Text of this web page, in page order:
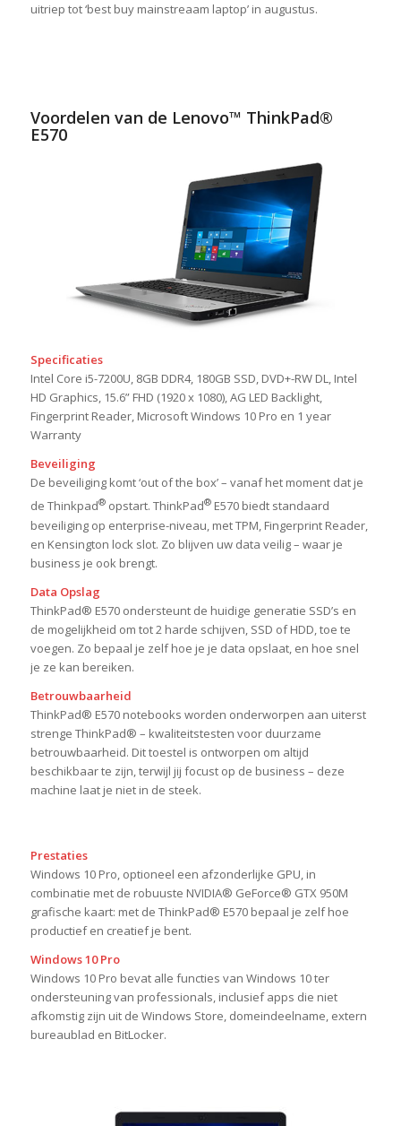
uitriep tot ‘best buy mainstreaam laptop’ in augustus.
Voordelen van de Lenovo™ ThinkPad®
E570
Specificaties
Intel Core i5-7200U, 8GB DDR4, 180GB SSD, DVD+-RW DL, Intel
HD Graphics, 15.6” FHD (1920 x 1080), AG LED Backlight,
Fingerprint Reader, Microsoft Windows 10 Pro en 1 year
Warranty
Beveiliging
De beveiliging komt ‘out of the box’ – vanaf het moment dat je
de Thinkpad®opstart. ThinkPad®E570 biedt standaard
beveiliging op enterprise-niveau, met TPM, Fingerprint Reader,
en Kensington lock slot. Zo blijven uw data veilig – waar je
business je ook brengt.
Data Opslag
ThinkPad® E570 ondersteunt de huidige generatie SSD’s en
de mogelijkheid om tot 2 harde schijven, SSD of HDD, toe te
voegen. Zo bepaal je zelf hoe je je data opslaat, en hoe snel
je ze kan bereiken.
Betrouwbaarheid
ThinkPad® E570 notebooks worden onderworpen aan uiterst
strenge ThinkPad® – kwaliteitstesten voor duurzame
betrouwbaarheid. Dit toestel is ontworpen om altijd
beschikbaar te zijn, terwijl jij focust op de business – deze
machine laat je niet in de steek.
Prestaties
Windows 10 Pro, optioneel een afzonderlijke GPU, in
combinatie met de robuuste NVIDIA® GeForce® GTX 950M
grafische kaart: met de ThinkPad® E570 bepaal je zelf hoe
productief en creatief je bent.
Windows 10 Pro
Windows 10 Pro bevat alle functies van Windows 10 ter
ondersteuning van professionals, inclusief apps die niet
afkomstig zijn uit de Windows Store, domeindeelname, extern
bureaublad en BitLocker.